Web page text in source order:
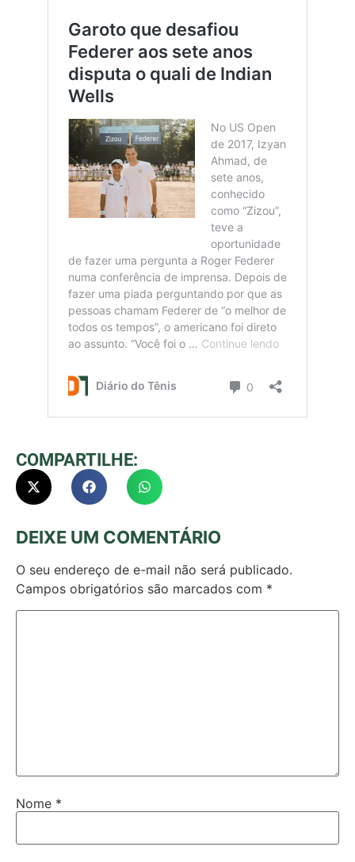
COMPARTILHE:
DEIXE UM COMENTÁRIO
O seu endereço de e-mail não será publicado.
Campos obrigatórios são marcados com *
Nome *